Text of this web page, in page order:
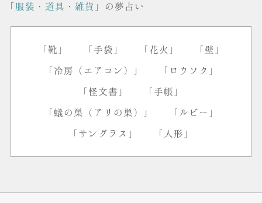
「 服装・道具・雑貨 」の夢占い
「靴」 「手袋」 「花火」 「壁」
「冷房（エアコン）」 「ロウソク」
「怪文書」 「手帳」
「蟻の巣（アリの巣）」 「ルビー」
「サングラス」 「人形」